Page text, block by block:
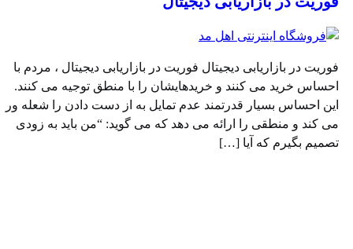
در بازاریابی دیجیتال فوریت در بازاریابی دیجیتال ، مردم با
خرید می کنند و خریدهایشان را با منطق توجیه می کنند.
احساس بسیار قدرتمند عدم تمایل به از دست دادن را شعله ور
کند و منطقی را ارائه می دهد که می گوید: “من باید به زودی
بگیرم که آیا […]